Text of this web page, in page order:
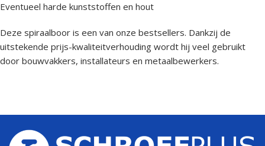
Eventueel harde kunststoffen en hout
Deze spiraalboor is een van onze bestsellers. Dankzij de
uitstekende prijs-kwaliteitverhouding wordt hij veel gebruikt
door bouwvakkers, installateurs en metaalbewerkers.